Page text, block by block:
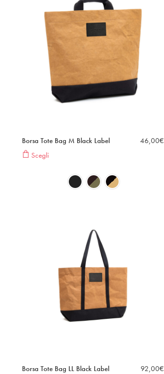
Borsa Tote Bag M Black Label
Scegli
46,00€
Borsa Tote Bag LL Black Label
92,00€